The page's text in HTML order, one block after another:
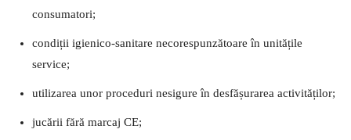
consumatori;
condiții igienico-sanitare necorespunzătoare în unitățile
service;
utilizarea unor proceduri nesigure în desfășurarea activităților;
jucării fără marcaj CE;